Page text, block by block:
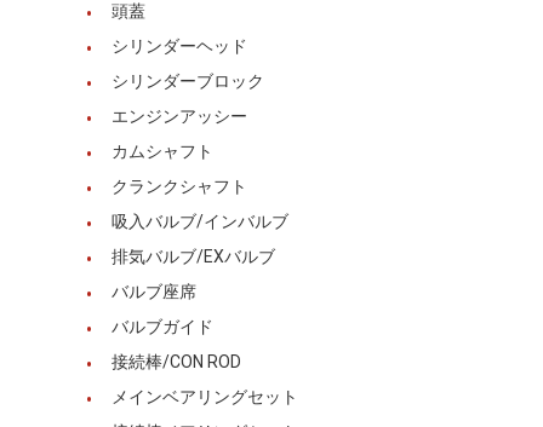
品質管理
ニュース
今雑談しなさい
コマツエンジン部品
幼虫のエンジン部分
頭蓋
シリンダーヘッド
シリンダーブロック
エンジンアッシー
カムシャフト
クランクシャフト
吸入バルブ/インバルブ
排気バルブ/EXバルブ
バルブ座席
バルブガイド
接続棒/CON ROD
メインベアリングセット